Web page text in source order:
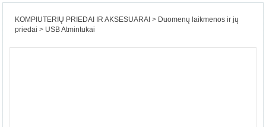
KOMPIUTERIŲ PRIEDAI IR AKSESUARAI
Duomenų laikmenos ir jų
priedai
USB Atmintukai